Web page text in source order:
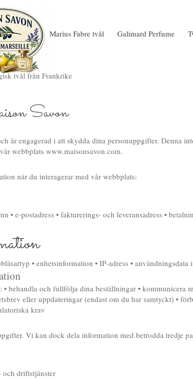
Marius Fabre tvål Galimard Perfume
tvål från Frankrike
Savon
är engagerad i att skydda dina personuppgifter. Denna
webbplats www.maisonsavon.com.
när du interagerar med vår webbplats:
• e‑postadress • fakturerings- och leveransadress •
• enhetsinformation • IP‑adress •
behandla och fullfölja dina beställningar • kommunicera
eller uppdateringar (endast om du har samtyckt) •
krav
Vi kan dock dela information med betrodda tredje
och driftstjänster